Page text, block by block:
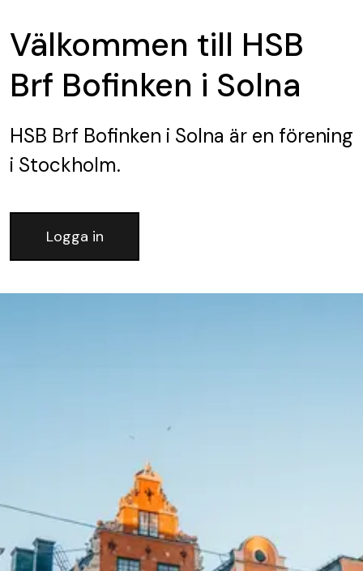
Välkommen till HSB
Brf Bofinken i Solna
HSB Brf Bofinken i Solna är en förening
i Stockholm.
Logga in